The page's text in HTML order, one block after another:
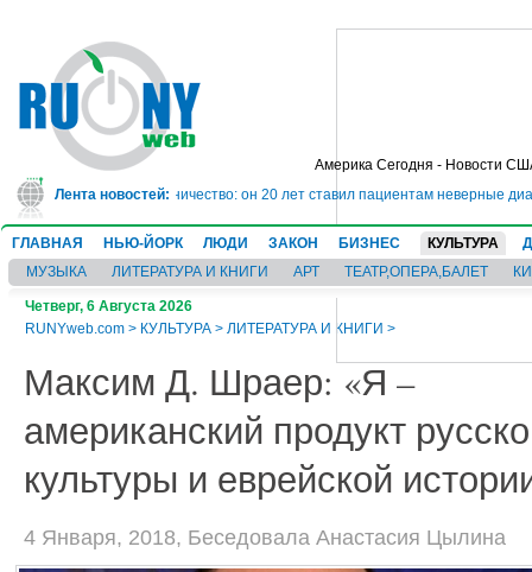
Америка Сегодня - Новости
Лента новостей:
10 лет за мошенничество: он 20 лет ставил пациентам неверные
ГЛАВНАЯ НЬЮ-ЙОРК ЛЮДИ ЗАКОН БИЗНЕС КУЛЬТУРА
МУЗЫКА
ЛИТЕРАТУРА И КНИГИ АРТ ТЕАТР,ОПЕРА,БАЛЕТ
Четверг, 6 Августа 2026
RUNYweb.com > КУЛЬТУРА > ЛИТЕРАТУРА И КНИГИ >
Максим Д. Шраер: «Я –
американский продукт
культуры и еврейской
4 Января, 2018, Беседовала Анастасия Цылина